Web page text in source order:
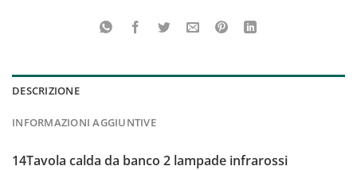
DESCRIZIONE
INFORMAZIONI AGGIUNTIVE
14Tavola calda da banco 2 lampade infrarossi